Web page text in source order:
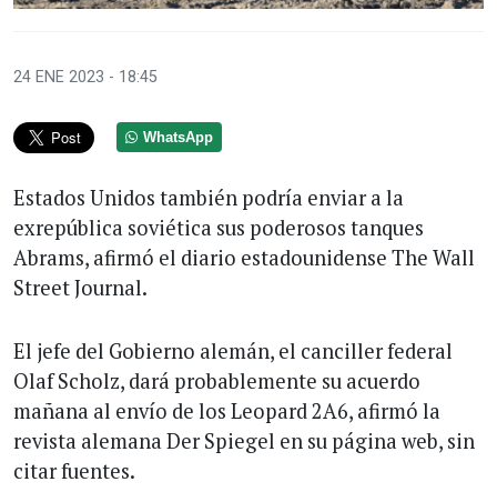
24 ENE 2023 - 18:45
WhatsApp
Estados Unidos también podría enviar a la
exrepública soviética sus poderosos tanques
Abrams, afirmó el diario estadounidense The Wall
Street Journal.
El jefe del Gobierno alemán, el canciller federal
Olaf Scholz, dará probablemente su acuerdo
mañana al envío de los Leopard 2A6, afirmó la
revista alemana Der Spiegel en su página web, sin
citar fuentes.